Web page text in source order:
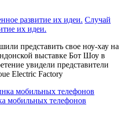
Случай
их идеи.
представить свое ноу-хау на
выставке Бот Шоу в
увидели представители
Electric Factory
мобильных телефонов